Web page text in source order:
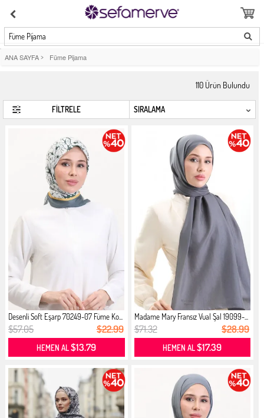
Füme Pijama
ANA SAYFA > Füme Pijama
110 Ürün Bulundu
FİLTRELE
Desenli Soft Eşarp 70249-07 Füme Ko...
$57.05 $22.99
HEMEN AL$13.79
Madame Mary Fransız Vual Şal 19099-...
$71.32 $28.99
HEMEN AL$17.39